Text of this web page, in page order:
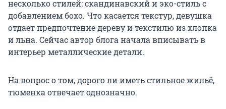
несколько стилей: скандинавский и эко-стиль с
добавлением бохо. Что касается текстур, девушка
отдает предпочтение дереву и текстилю из хлопка
и льна. Сейчас автор блога начала вписывать в
интерьер металлические детали.
На вопрос о том, дорого ли иметь стильное жильё,
тюменка отвечает однозначно.